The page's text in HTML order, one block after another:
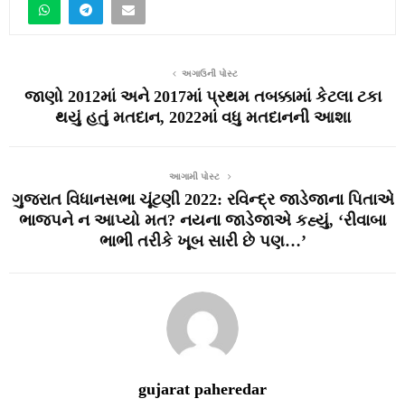
અગાઉની પોસ્ટ
જાણો 2012માં અને 2017માં પ્રથમ તબક્કામાં કેટલા ટકા
થયું હતું મતદાન, 2022માં વધુ મતદાનની આશા
આગામી પોસ્ટ
ગુજરાત વિધાનસભા ચૂંટણી 2022: રવિન્દ્ર જાડેજાના પિતાએ
ભાજપને ન આપ્યો મત? નયના જાડેજાએ કહ્યું, ‘રીવાબા
ભાભી તરીકે ખૂબ સારી છે પણ…’
gujarat paheredar